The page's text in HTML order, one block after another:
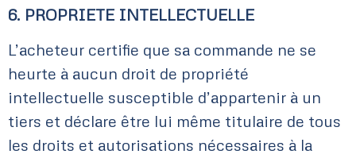
6. PROPRIETE INTELLECTUELLE
L’acheteur certifie que sa commande ne se
heurte à aucun droit de propriété
intellectuelle susceptible d’appartenir à un
tiers et déclare être lui même titulaire de tous
les droits et autorisations nécessaires à la